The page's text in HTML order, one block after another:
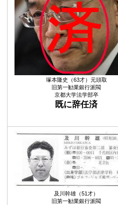
塚本隆史（63才）元頭取
旧第一勧業銀行派閥
京都大学法学部卒
既に辞任済
及川幹雄（51才）
旧第一勧業銀行派閥